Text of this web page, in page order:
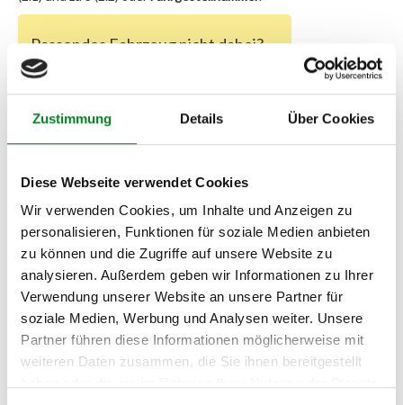
Zustimmung Details Über Cookies
Diese Webseite verwendet Cookies
Wir verwenden Cookies, um Inhalte und Anzeigen zu
personalisieren, Funktionen für soziale Medien anbieten
zu können und die Zugriffe auf unsere Website zu
analysieren. Außerdem geben wir Informationen zu Ihrer
Verwendung unserer Website an unsere Partner für
soziale Medien, Werbung und Analysen weiter. Unsere
Partner führen diese Informationen möglicherweise mit
weiteren Daten zusammen, die Sie ihnen bereitgestellt
Passendes Fahrzeug nicht dabei?
Fahrzeug-Suche für AT-Lenkgetriebe
Oder einfachim Chat nachfragen.
Person
Hersteller
Unternehmensname:
TMC Turbolader Manufaktur Coesfeld
Adresse:
Am Wasserturm 55, Coesfeld, NRW, 48653, DE
E-Mail: